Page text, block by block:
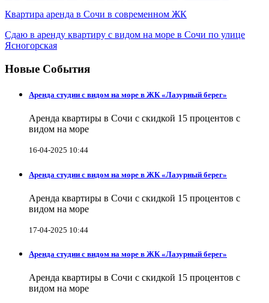
Квартира аренда в Сочи в современном ЖК
Сдаю в аренду квартиру с видом на море в Сочи по улице
Ясногорская
Новые События
Аренда студии с видом на море в ЖК «Лазурный берег»
Аренда квартиры в Сочи с скидкой 15 процентов с
видом на море
16-04-2025 10:44
Аренда студии с видом на море в ЖК «Лазурный берег»
Аренда квартиры в Сочи с скидкой 15 процентов с
видом на море
17-04-2025 10:44
Аренда студии с видом на море в ЖК «Лазурный берег»
Аренда квартиры в Сочи с скидкой 15 процентов с
видом на море